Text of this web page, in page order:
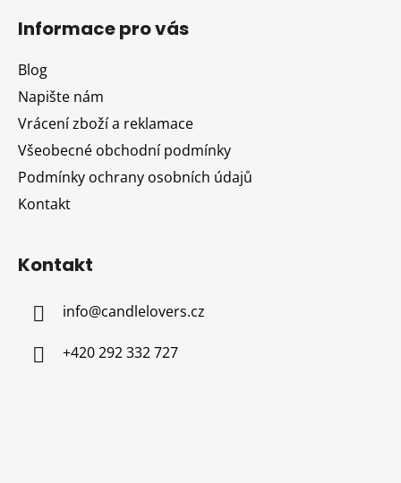
Informace pro vás
Blog
Napište nám
Vrácení zboží a reklamace
Všeobecné obchodní podmínky
Podmínky ochrany osobních údajů
Kontakt
Kontakt
info@candlelovers.cz
+420 292 332 727